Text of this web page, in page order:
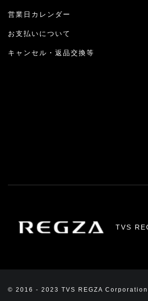
営業日カレンダー
お支払いについて
キャンセル・返品交換等
TVS
© 2016 - 2023 TVS REGZA